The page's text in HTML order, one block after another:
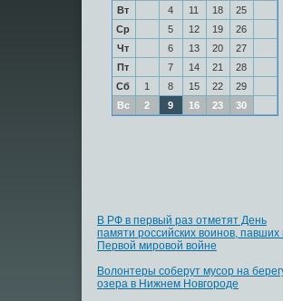
Вт
4 11 18
25
Ср
5 12 19
26
Чт
6 13 20
27
Пт
7 14 21
28
Сб
1 8 15 22
29
Вс
2 9 16 23 30
В РФ в первый раз отметят День
памяти российских воинов, павших
Первой мировой войне
Волонтеры соберут мусор на
озера в Нижнем Новгороде